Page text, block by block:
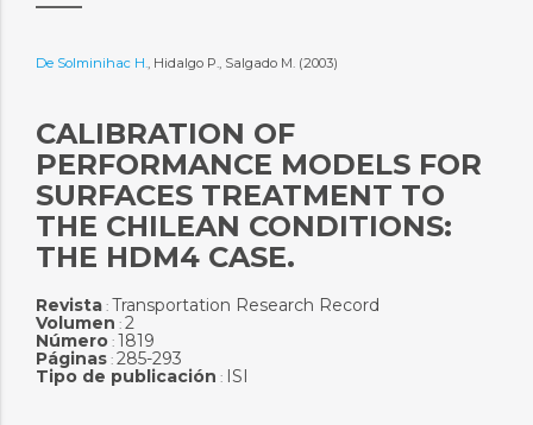
De Solminihac H., Hidalgo P., Salgado M. (2003)
CALIBRATION OF
PERFORMANCE MODELS FOR
SURFACES TREATMENT TO
THE CHILEAN CONDITIONS:
THE HDM4 CASE.
Revista: Transportation Research Record
Volumen : 2
Número: 1819
Páginas: 285-293
Tipo de publicación : ISI